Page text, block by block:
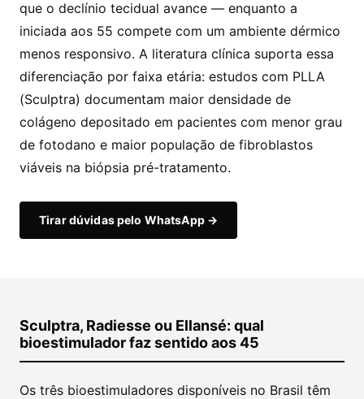
que o declínio tecidual avance — enquanto a
iniciada aos 55 compete com um ambiente dérmico
menos responsivo. A literatura clínica suporta essa
diferenciação por faixa etária: estudos com PLLA
(Sculptra) documentam maior densidade de
colágeno depositado em pacientes com menor grau
de fotodano e maior população de fibroblastos
viáveis na biópsia pré-tratamento.
Tirar dúvidas pelo WhatsApp →
Sculptra, Radiesse ou Ellansé: qual
bioestimulador faz sentido aos 45
Os três bioestimuladores disponíveis no Brasil têm